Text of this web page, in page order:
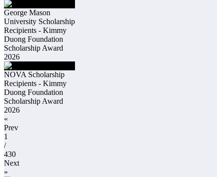
George Mason
University Scholarship
Recipients - Kimmy
Duong Foundation
Scholarship Award
2026
NOVA Scholarship
Recipients - Kimmy
Duong Foundation
Scholarship Award
2026
«
Prev
1
/
430
Next
»